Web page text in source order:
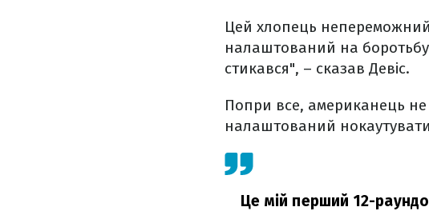
Цей хлопець
налаштований на
стикався", – сказав Девіс.
Попри все, американець не
налаштований
Це мій перший 12-